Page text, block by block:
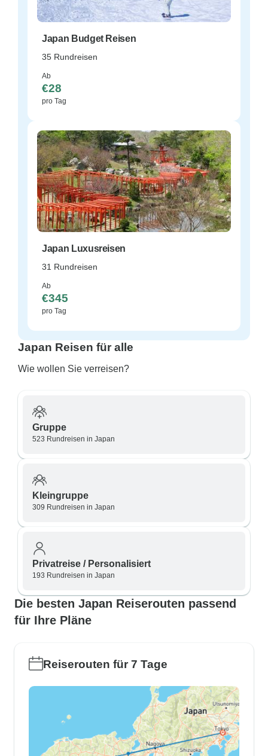
Japan Budget Reisen
35 Rundreisen
Ab
€28
pro Tag
Japan Luxusreisen
31 Rundreisen
Ab
€345
pro Tag
Japan Reisen für alle
Wie wollen Sie verreisen?
Gruppe
523 Rundreisen in Japan
Kleingruppe
309 Rundreisen in Japan
Privatreise / Personalisiert
193 Rundreisen in Japan
Die besten Japan Reiserouten passend
für Ihre Pläne
Reiserouten für 7 Tage